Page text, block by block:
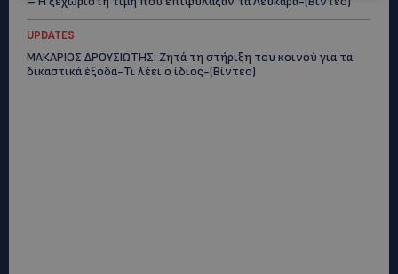
UPDATES
ΜΑΚΑΡΙΟΣ ΔΡΟΥΣΙΩΤΗΣ: Ζητά τη στήριξη του κοινού για τα
δικαστικά έξοδα-Τι λέει ο ίδιος-(Βίντεο)